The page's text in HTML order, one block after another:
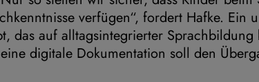
verfügen“, fordert Hafke. Ein
das auf alltagsintegrierter Sprachbildung
digitale Dokumentation soll den